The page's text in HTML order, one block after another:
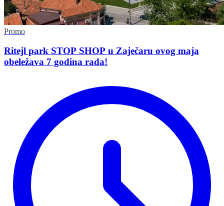
Promo
Ritejl park STOP SHOP u Zaječaru ovog maja
obeležava 7 godina rada!